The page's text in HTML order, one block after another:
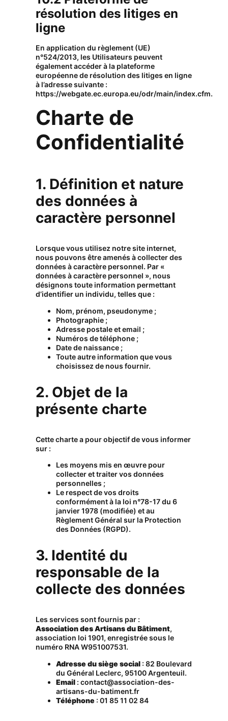
résolution des litiges en
ligne
En application du règlement (UE)
n°524/2013, les Utilisateurs peuvent
également accéder à la plateforme
européenne de résolution des litiges en ligne
à l’adresse suivante :
https://webgate.ec.europa.eu/odr/main/index.cfm.
Charte de
Confidentialité
1. Définition et nature
des données à
caractère personnel
Lorsque vous utilisez notre site internet,
nous pouvons être amenés à collecter des
données à caractère personnel. Par «
données à caractère personnel », nous
désignons toute information permettant
d’identifier un individu, telles que :
Nom, prénom, pseudonyme ;
Photographie ;
Adresse postale et email ;
Numéros de téléphone ;
Date de naissance ;
Toute autre information que vous
choisissez de nous fournir.
2. Objet de la
présente charte
Cette charte a pour objectif de vous informer
sur :
Les moyens mis en œuvre pour
collecter et traiter vos données
personnelles ;
Le respect de vos droits
conformément à la loi n°78-17 du 6
janvier 1978 (modifiée) et au
Règlement Général sur la Protection
des Données (RGPD).
3. Identité du
responsable de la
collecte des données
Les services sont fournis par :
Association des Artisans du Bâtiment,
association loi 1901, enregistrée sous le
numéro RNA W951007531.
Adresse du siège social : 82 Boulevard
du Général Leclerc, 95100 Argenteuil.
Email :contact@association-des-
artisans-du-batiment.fr
Téléphone : 01 85 11 02 84